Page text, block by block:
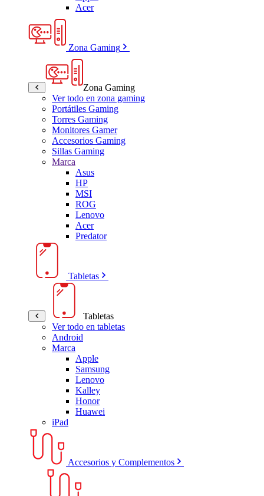
Acer
Zona Gaming
Zona Gaming
Ver todo en zona gaming
Portátiles Gaming
Torres Gaming
Monitores Gamer
Accesorios Gaming
Sillas Gaming
Marca
Asus
HP
MSI
ROG
Lenovo
Acer
Predator
Tabletas
Tabletas
Ver todo en tabletas
Android
Marca
Apple
Samsung
Lenovo
Kalley
Honor
Huawei
iPad
Accesorios y Complementos